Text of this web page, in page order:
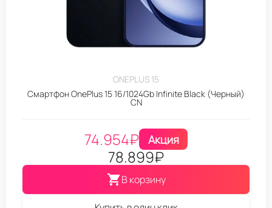
ONEPLUS 15
Смартфон OnePlus 15 16/1024Gb Infinite Black (Черный)
CN
74.954₽ Акция
78.899₽
В корзину